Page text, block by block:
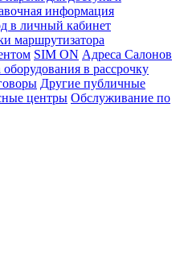
информация
в личный кабинет
маршрутизатора
SIM ON Адреса Салонов
в рассрочку
Другие публичные
центры Обслуживание по